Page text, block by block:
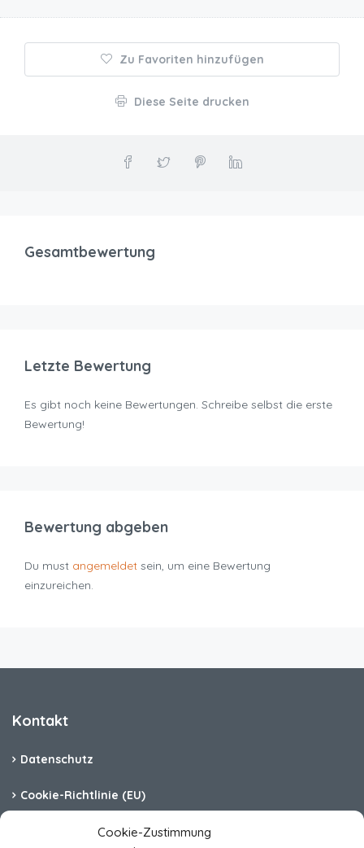
Cookie-Zustimmung
Zu Favoriten hinzufügen
Diese Seite drucken
Gesamtbewertung
Letzte Bewertung
Es gibt noch keine Bewertungen. Schreibe selbst die erste
Bewertung!
Bewertung abgeben
Du must angemeldet sein, um eine Bewertung
einzureichen.
Kontakt
Datenschutz
Cookie-Richtlinie (EU)
Barrierefreiheit